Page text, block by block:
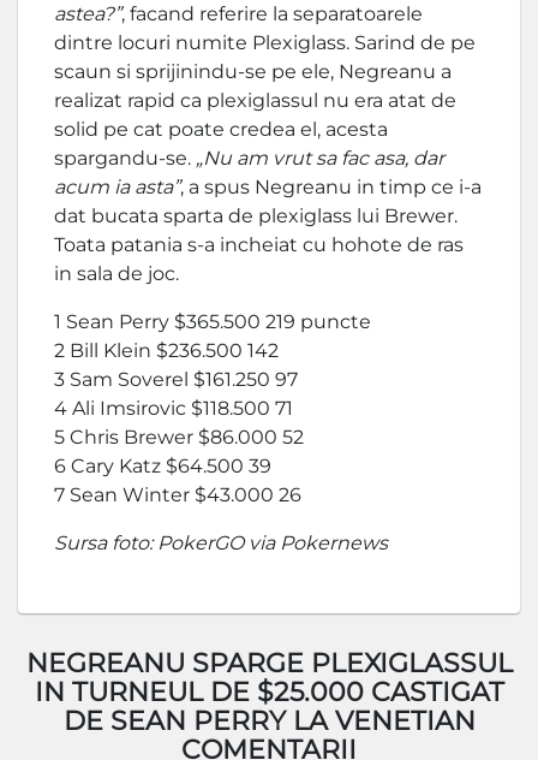
astea?”, facand referire la separatoarele
dintre locuri numite Plexiglass. Sarind de pe
scaun si sprijinindu-se pe ele, Negreanu a
realizat rapid ca plexiglassul nu era atat de
solid pe cat poate credea el, acesta
spargandu-se. „Nu am vrut sa fac asa, dar
acum ia asta”, a spus Negreanu in timp ce i-a
dat bucata sparta de plexiglass lui Brewer.
Toata patania s-a incheiat cu hohote de ras
in sala de joc.
1 Sean Perry $365.500 219 puncte
2 Bill Klein $236.500 142
3 Sam Soverel $161.250 97
4 Ali Imsirovic $118.500 71
5 Chris Brewer $86.000 52
6 Cary Katz $64.500 39
7 Sean Winter $43.000 26
Sursa foto: PokerGO via Pokernews
NEGREANU SPARGE PLEXIGLASSUL
IN TURNEUL DE $25.000 CASTIGAT
DE SEAN PERRY LA VENETIAN
COMENTARII